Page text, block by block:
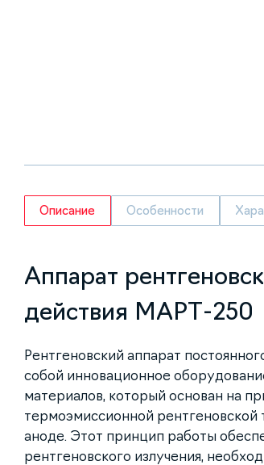
Описание Особенности
Аппарат
действия МАРТ-250
Рентгеновский аппарат
собой инновационное
материалов, который основан на
термоэмиссионной
аноде. Этот принцип работы
рентгеновского излучения,